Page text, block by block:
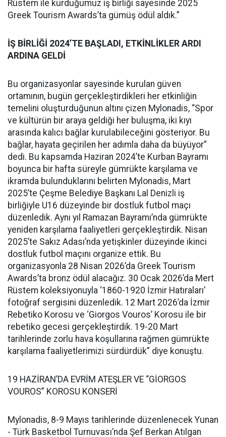
Rüstem ile kurduğumuz iş birliği sayesinde 2025
Greek Tourism Awards’ta gümüş ödül aldık.”
İŞ BİRLİĞİ 2024’TE BAŞLADI, ETKİNLİKLER ARDI
ARDINA GELDİ
Bu organizasyonlar sayesinde kurulan güven
ortamının, bugün gerçekleştirdikleri her etkinliğin
temelini oluşturduğunun altını çizen Mylonadis, “Spor
ve kültürün bir araya geldiği her buluşma, iki kıyı
arasında kalıcı bağlar kurulabileceğini gösteriyor. Bu
bağlar, hayata geçirilen her adımla daha da büyüyor”
dedi. Bu kapsamda Haziran 2024’te Kurban Bayramı
boyunca bir hafta süreyle gümrükte karşılama ve
ikramda bulunduklarını belirten Mylonadis, Mart
2025’te Çeşme Belediye Başkanı Lal Denizli iş
birliğiyle U16 düzeyinde bir dostluk futbol maçı
düzenledik. Aynı yıl Ramazan Bayramı’nda gümrükte
yeniden karşılama faaliyetleri gerçekleştirdik. Nisan
2025’te Sakız Adası’nda yetişkinler düzeyinde ikinci
dostluk futbol maçını organize ettik. Bu
organizasyonla 28 Nisan 2026’da Greek Tourism
Awards’ta bronz ödül alacağız. 30 Ocak 2026’da Mert
Rüstem koleksiyonuyla ‘1860-1920 İzmir Hatıraları’
fotoğraf sergisini düzenledik. 12 Mart 2026’da İzmir
Rebetiko Korosu ve ‘Giorgos Vouros’ Korosu ile bir
rebetiko gecesi gerçekleştirdik. 19-20 Mart
tarihlerinde zorlu hava koşullarına rağmen gümrükte
karşılama faaliyetlerimizi sürdürdük” diye konuştu.
19 HAZİRAN’DA EVRİM ATEŞLER VE “GİORGOS
VOUROS” KOROSU KONSERİ
Mylonadis, 8-9 Mayıs tarihlerinde düzenlenecek Yunan
- Türk Basketbol Turnuvası’nda Şef Berkan Atılgan